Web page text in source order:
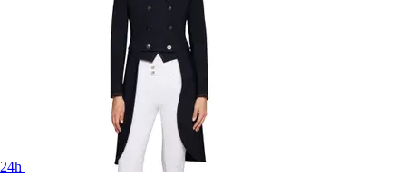
24h